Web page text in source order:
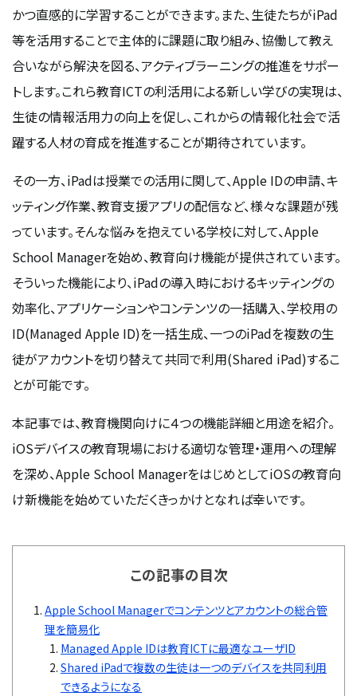
かつ直感的に学習することができます。また、生徒たちがiPad
等を活用することで主体的に課題に取り組み、協働して教え
合いながら解決を図る、アクティブラーニングの推進をサポー
トします。これら教育ICTの利活用による新しい学びの実現は、
生徒の情報活用力の向上を促し、これからの情報化社会で活
躍する人材の育成を推進することが期待されています。
その一方、iPadは授業での活用に関して、Apple IDの申請、キ
ッティング作業、教育支援アプリの配信など、様々な課題が残
っています。そんな悩みを抱えている学校に対して、Apple
School Managerを始め、教育向け機能が提供されています。
そういった機能により、iPadの導入時におけるキッティングの
効率化、アプリケーションやコンテンツの一括購入、学校用の
ID(Managed Apple ID)を一括生成、一つのiPadを複数の生
徒がアカウントを切り替えて共同で利用(Shared iPad)するこ
とが可能です。
本記事では、教育機関向けに４つの機能詳細と用途を紹介。
iOSデバイスの教育現場における適切な管理・運用への理解
を深め、Apple School ManagerをはじめとしてiOSの教育向
け新機能を始めていただくきっかけとなれば幸いです。
この記事の目次
Apple School Managerでコンテンツとアカウントの総合管
理を簡易化
Managed Apple IDは教育ICTに最適なユーザID
Shared iPadで複数の生徒は一つのデバイスを共同利用
できるようになる